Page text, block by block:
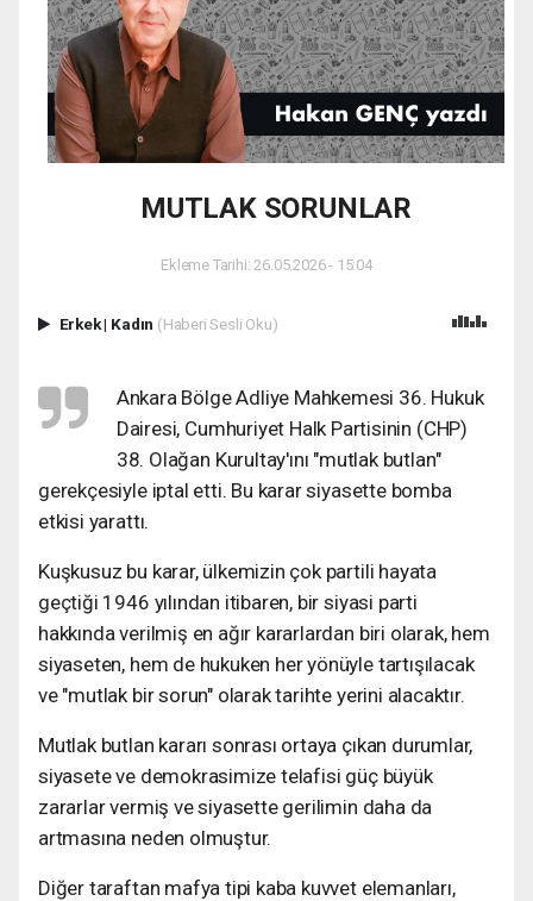
MUTLAK SORUNLAR
Ekleme Tarihi: 26.05.2026 - 15:04
Erkek| Kadın (Haberi Sesli Oku)
Ankara Bölge Adliye Mahkemesi 36. Hukuk
Dairesi, Cumhuriyet Halk Partisinin (CHP)
38. Olağan Kurultay'ını "mutlak butlan"
gerekçesiyle iptal etti. Bu karar siyasette bomba
etkisi yarattı.
Kuşkusuz bu karar, ülkemizin çok partili hayata
geçtiği 1946 yılından itibaren, bir siyasi parti
hakkında verilmiş en ağır kararlardan biri olarak, hem
siyaseten, hem de hukuken her yönüyle tartışılacak
ve "mutlak bir sorun" olarak tarihte yerini alacaktır.
Mutlak butlan kararı sonrası ortaya çıkan durumlar,
siyasete ve demokrasimize telafisi güç büyük
zararlar vermiş ve siyasette gerilimin daha da
artmasına neden olmuştur.
Diğer taraftan mafya tipi kaba kuvvet elemanları,